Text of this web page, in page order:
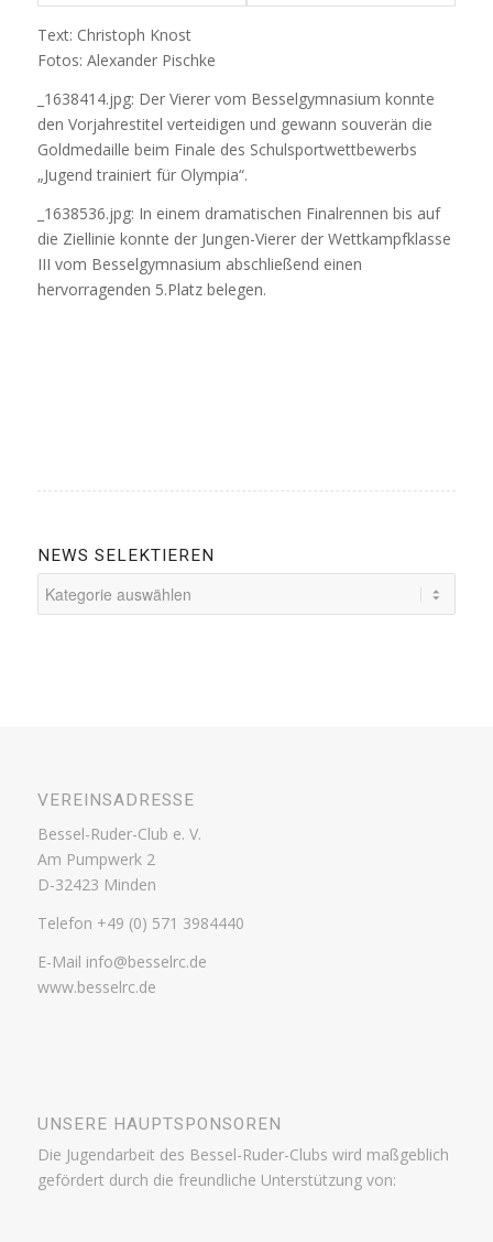
Text: Christoph Knost
Fotos: Alexander Pischke
_1638414.jpg: Der Vierer vom Besselgymnasium konnte
den Vorjahrestitel verteidigen und gewann souverän die
Goldmedaille beim Finale des Schulsportwettbewerbs
„Jugend trainiert für Olympia“.
_1638536.jpg: In einem dramatischen Finalrennen bis auf
die Ziellinie konnte der Jungen-Vierer der Wettkampfklasse
III vom Besselgymnasium abschließend einen
hervorragenden 5.Platz belegen.
NEWS SELEKTIEREN
News
selektieren
VEREINSADRESSE
Bessel-Ruder-Club e. V.
Am Pumpwerk 2
D-32423 Minden
Telefon +49 (0) 571 3984440
E-Mail info@besselrc.de
www.besselrc.de
UNSERE HAUPTSPONSOREN
Die Jugendarbeit des Bessel-Ruder-Clubs wird maßgeblich
gefördert durch die freundliche Unterstützung von: